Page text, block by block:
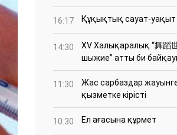
16:17 Құқықтық сауат-
14:30
XV Халықаралық “舞蹈
шыжие” атты би
11:30
Жас сарбаздар
қызметке кірісті
10:30 Ел ағасына құрмет